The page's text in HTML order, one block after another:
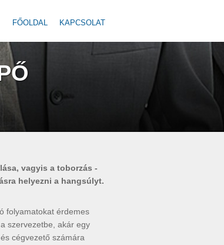
FŐOLDAL KAPCSOLAT
vagyis a toborzás -
helyezni a hangsúlyt.
folyamatokat érdemes
szervezetbe, akár egy
cégvezető számára